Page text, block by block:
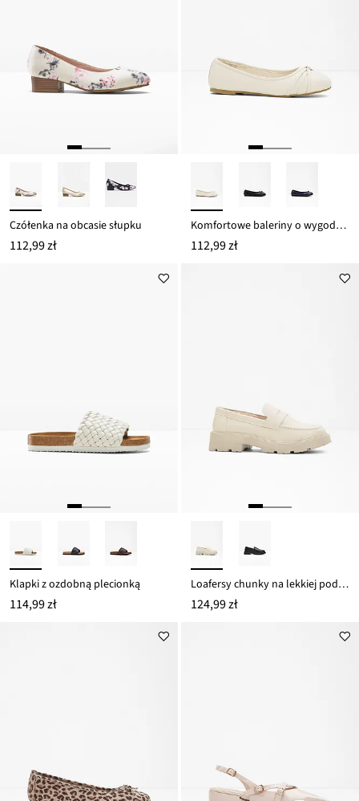
Czółenka na obcasie słupku
112,99 zł
Komfortowe baleriny o wygodnej tęgości
112,99 zł
Klapki z ozdobną plecionką
114,99 zł
Loafersy chunky na lekkiej podeszwie
124,99 zł